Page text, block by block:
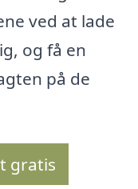
ved at lade
og få en
på de
gratis